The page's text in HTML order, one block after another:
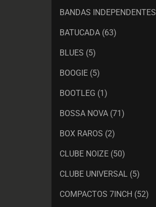
BANDAS INDEPENDENTES
BATUCADA (63)
BLUES (5)
BOOGIE (5)
BOOTLEG (1)
BOSSA NOVA (71)
BOX RAROS (2)
CLUBE NOIZE (50)
CLUBE UNIVERSAL (5)
COMPACTOS 7INCH (52)